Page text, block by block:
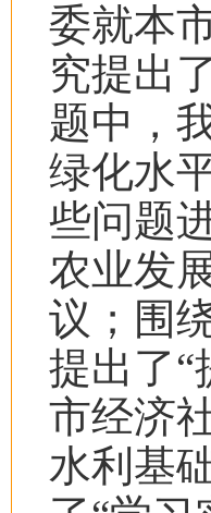
委就本
究提出
题中，
绿化水
些问题
农业发
议；围
提出了“
市经济
水利基